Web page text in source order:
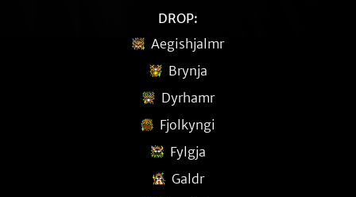
DROP:
Aegishjalmr
Brynja
Dyrhamr
Fjolkyngi
Fylgja
Galdr